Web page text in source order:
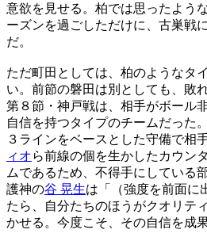
意欲を見せる。柏では思ったよう
ーズンを過ごしただけに、古巣戦
だ。
ただ町田としては、柏のようなタ
い。前節の磐田は別としても、敗
第８節・神戸戦は、相手がボール
自信を持つタイプのチームだった
３ラインをベースとした守備で相
ィオら前線の個を生かしたカウン
ムであるため、不得手にしている
護神の谷 晃生は「（強度を前面に
たら、自分たちのほうがクオリテ
かせる。今度こそ、その自信を成